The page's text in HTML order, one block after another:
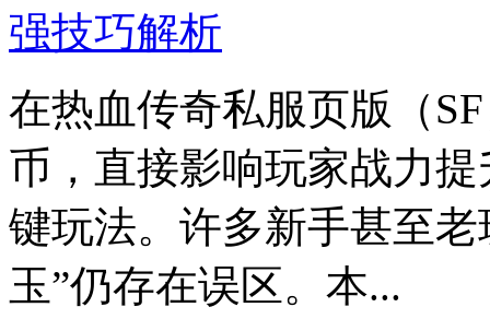
在热血传奇私服页版（
币，直接影响玩家战力
键玩法。许多新手甚至
玉”仍存在误区。本...